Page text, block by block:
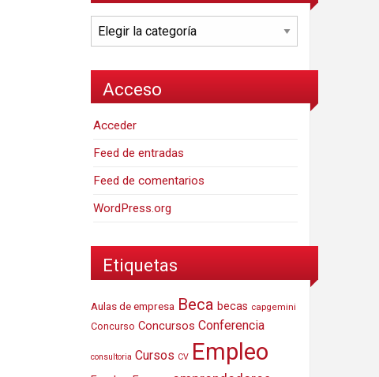
Categorías
Acceso
Acceder
Feed de entradas
Feed de comentarios
WordPress.org
Etiquetas
Aulas de empresa Beca becas capgemini
Concurso Concursos Conferencia
consultoria Cursos CV Empleo